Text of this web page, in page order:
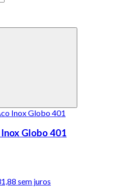
Globo 401
sem juros